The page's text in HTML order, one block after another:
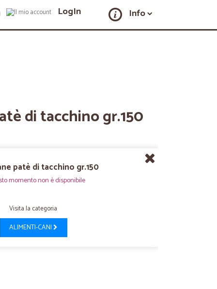
LogIn Info
di tacchino gr.150
patè di tacchino gr.150
momento non è disponibile
Visita la categoria
ALIMENTI-CANI